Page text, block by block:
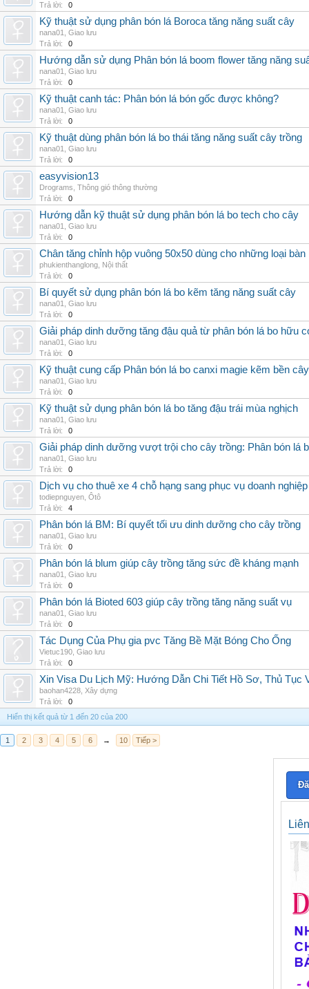
Trả lời:
0
Kỹ thuật sử dụng phân bón lá Boroca tăng năng suất cây
nana01
Giao lưu
Trả lời:
0
Hướng dẫn sử dụng Phân bón lá boom flower tăng năng
nana01
Giao lưu
Trả lời:
0
Kỹ thuật canh tác: Phân bón lá bón gốc được không?
nana01
Giao lưu
Trả lời:
0
Kỹ thuật dùng phân bón lá bo thái tăng năng suất cây trồng
nana01
Giao lưu
Trả lời:
0
easyvision13
Drograms Thông gió thông thường
Trả lời:
0
Hướng dẫn kỹ thuật sử dụng phân bón lá bo tech cho cây
nana01
Giao lưu
Trả lời:
0
Chân tăng chỉnh hộp vuông 50x50 dùng cho những loại bàn
phukienthanglong Nội thất
Trả lời:
0
Bí quyết sử dụng phân bón lá bo kẽm tăng năng suất cây
nana01
Giao lưu
Trả lời:
0
Giải pháp dinh dưỡng tăng đậu quả từ phân bón lá bo hữu
nana01
Giao lưu
Trả lời:
0
Kỹ thuật cung cấp Phân bón lá bo canxi magie kẽm bền cây
nana01
Giao lưu
Trả lời:
0
Kỹ thuật sử dụng phân bón lá bo tăng đậu trái mùa nghịch
nana01
Giao lưu
Trả lời:
0
Giải pháp dinh dưỡng vượt trội cho cây trồng: Phân bón lá
nana01
Giao lưu
Trả lời:
0
Dịch vụ cho thuê xe 4 chỗ hạng sang phục vụ doanh
todiepnguyen Ôtô
Trả lời:
4
Phân bón lá BM: Bí quyết tối ưu dinh dưỡng cho cây trồng
nana01
Giao lưu
Trả lời:
0
Phân bón lá blum giúp cây trồng tăng sức đề kháng mạnh
nana01
Giao lưu
Trả lời:
0
Phân bón lá Bioted 603 giúp cây trồng tăng năng suất vụ
nana01
Giao lưu
Trả lời:
0
Tác Dụng Của Phụ gia pvc Tăng Bề Mặt Bóng Cho Ống
Vietuc190 Giao lưu
Trả lời:
0
Xin Visa Du Lịch Mỹ: Hướng Dẫn Chi Tiết Hồ Sơ, Thủ Tục
baohan4228 Xây dựng
Trả lời:
0
Hiển thị kết quả từ 1 đến 20 của 200
1 2 3 4 5 6 → 10 Tiếp >